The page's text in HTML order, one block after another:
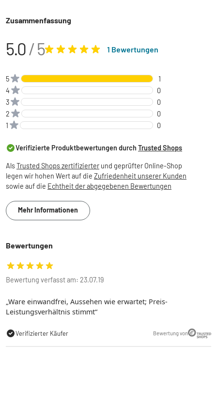
Zusammenfassung
5.0/ 5 1 Bewertungen
5
1
4
0
3
0
2
0
1
0
Verifizierte Produktbewertungen durch Trusted Shops
AlsTrusted Shops zertifizierter und geprüfter Online-Shop
legen wir hohen Wert auf die Zufriedenheit unserer Kunden
sowie auf die Echtheit der abgegebenen Bewertungen
Mehr Informationen
Bewertungen
Bewertung verfasst am: 23.07.19
Ware einwandfrei, Aussehen wie erwartet; Preis-
Leistungsverhältnis stimmt
Verifizierter Käufer Bewertung von